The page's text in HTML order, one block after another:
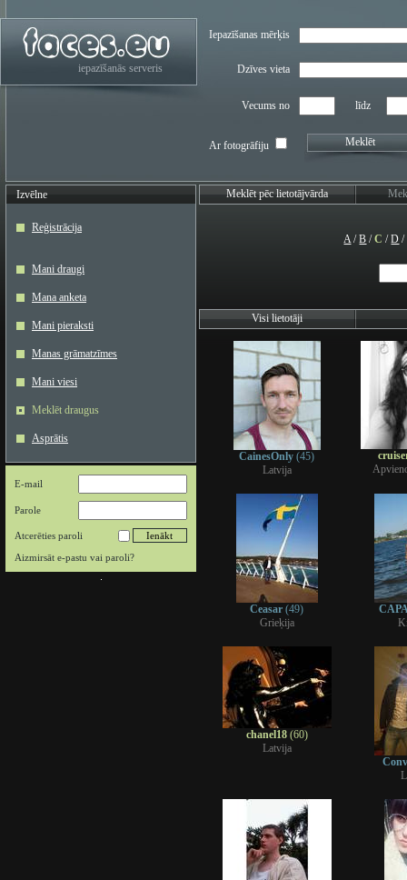
iepazīšanās serveris
Iepazīšanas mērķis
Dzīves vieta
Vecums no līdz
Ar fotogrāfiju Meklēt
Izvēlne
Reģistrācija
Mani draugi
Mana anketa
Mani pieraksti
Manas grāmatzīmes
Mani viesi
Meklēt draugus
Asprātis
E-mail
Parole
Atcerēties paroli
Aizmirsāt e-pastu vai paroli?
Meklēt pēc lietotājvārda
A/B /C /D /
Visi lietotāji
CainesOnly (45)
Latvija
Ceasar (49)
Grieķija
chanel18 (60)
Latvija